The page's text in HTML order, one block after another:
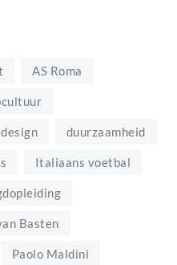
AS Roma
design duurzaamheid
Italiaans voetbal
Basten
Paolo Maldini